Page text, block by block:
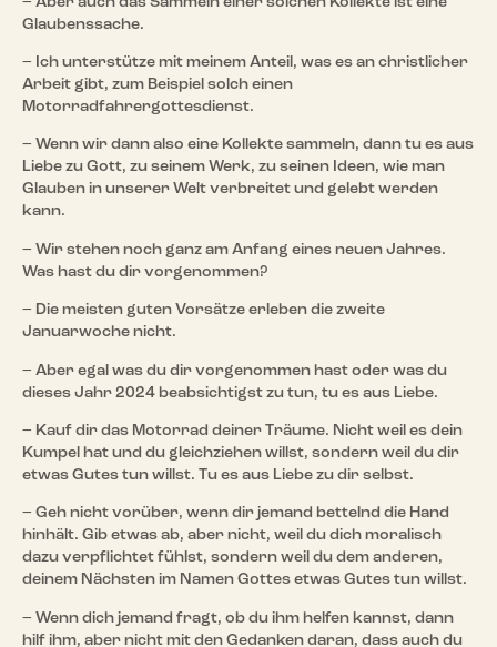
Glaubenssache.
– Ich unterstütze mit meinem Anteil, was es an christlicher
Arbeit gibt, zum Beispiel solch einen
Motorradfahrergottesdienst.
– Wenn wir dann also eine Kollekte sammeln, dann tu es aus
Liebe zu Gott, zu seinem Werk, zu seinen Ideen, wie man
Glauben in unserer Welt verbreitet und gelebt werden
kann.
– Wir stehen noch ganz am Anfang eines neuen Jahres.
Was hast du dir vorgenommen?
– Die meisten guten Vorsätze erleben die zweite
Januarwoche nicht.
– Aber egal was du dir vorgenommen hast oder was du
dieses Jahr 2024 beabsichtigst zu tun, tu es aus Liebe.
– Kauf dir das Motorrad deiner Träume. Nicht weil es dein
Kumpel hat und du gleichziehen willst, sondern weil du dir
etwas Gutes tun willst. Tu es aus Liebe zu dir selbst.
– Geh nicht vorüber, wenn dir jemand bettelnd die Hand
hinhält. Gib etwas ab, aber nicht, weil du dich moralisch
dazu verpflichtet fühlst, sondern weil du dem anderen,
deinem Nächsten im Namen Gottes etwas Gutes tun willst.
– Wenn dich jemand fragt, ob du ihm helfen kannst, dann
hilf ihm, aber nicht mit den Gedanken daran, dass auch du